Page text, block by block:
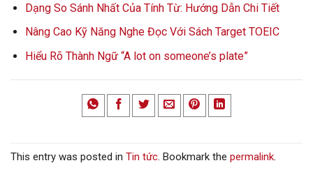
Dạng So Sánh Nhất Của Tính Từ: Hướng Dẫn Chi Tiết
Nâng Cao Kỹ Năng Nghe Đọc Với Sách Target TOEIC
Hiểu Rõ Thành Ngữ “A lot on someone’s plate”
This entry was posted in Tin tức. Bookmark the permalink.